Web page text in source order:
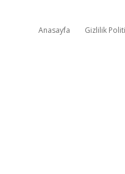
Anasayfa Gizlilik